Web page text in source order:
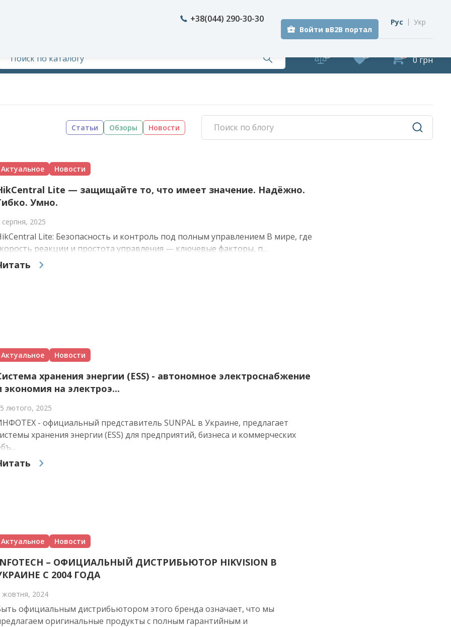
+38(044) 290-30-30
Войти вB2B портал
Рус Укр
0 грн
Статьи Обзоры Новости
Актуальное Новости
Lite — защищайте то, что имеет значение. Надёжно.
Умно.
серпня, 2025
Lite: Безопасность и контроль под полным управлением В мире, где
реакции и простота управления — ключевые факторы, п...
Актуальное Новости
хранения энергии (ESS) - автономное электроснабжение
экономия на электроэ...
лютого, 2025
- официальный представитель SUNPAL в Украине, предлагает
хранения энергии (ESS) для предприятий, бизнеса и коммерческих
Актуальное Новости
– ОФИЦИАЛЬНЫЙ ДИСТРИБЬЮТОР HIKVISION В
С 2004 ГОДА
жовтня, 2024
официальным дистрибьютором этого бренда означает, что мы
оригинальные продукты с полным гарантийным и